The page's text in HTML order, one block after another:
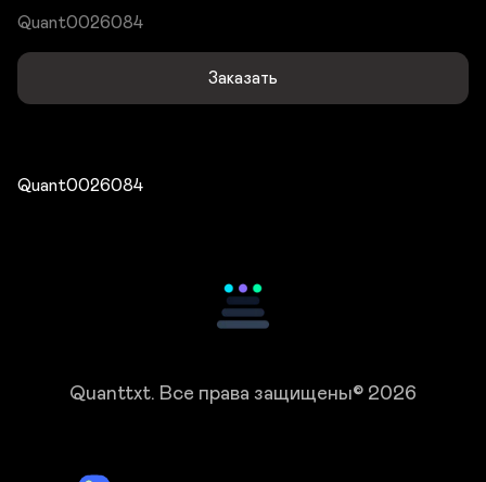
Quant0026084
Заказать
Quant0026084
Quanttxt. Все права защищены© 2026